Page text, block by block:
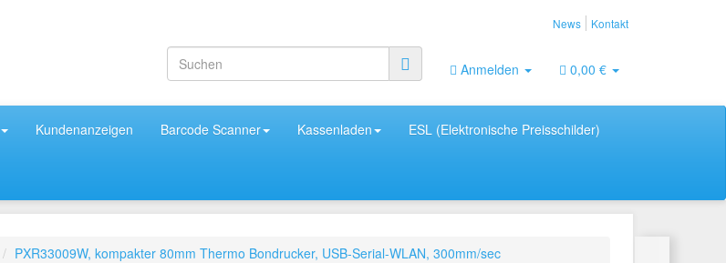
News Kontakt
Anmelden 0,00 €
Kundenanzeigen Barcode Scanner Kassenladen ESL (Elektronische Preisschilder)
PXR33009W, kompakter 80mm Thermo Bondrucker, USB-Serial-WLAN, 300mm/sec